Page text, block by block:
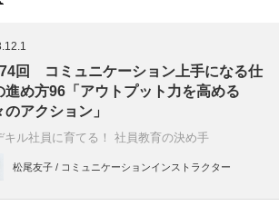
回 コミュニケーション上手になる仕
進め方96「アウトプット力を高める
のアクション」
キル社員に育てる！ 社員教育の決め手
松尾友子 / コミュニケーションインストラクター